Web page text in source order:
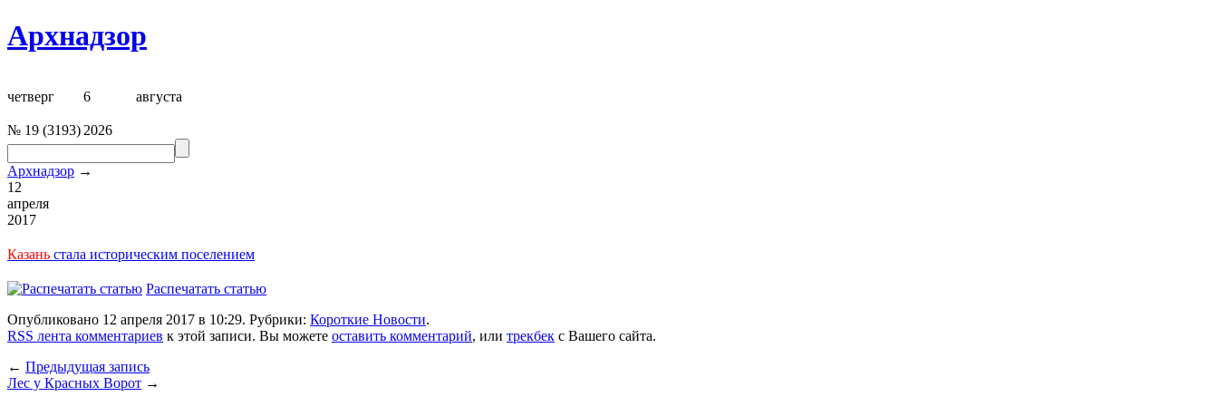
Архнадзор
четверг 6 августа
№ 19 (3193) 2026
Архнадзор →
12
апреля
2017
Казань стала историческим поселением
Распечатать статью
Опубликовано 12 апреля 2017 в 10:29. Рубрики: Короткие Новости.
RSS лента комментариев к этой записи. Вы можете оставить комментарий, или трекбек с Вашего сайта.
← Предыдущая запись
Лес у Красных Ворот →